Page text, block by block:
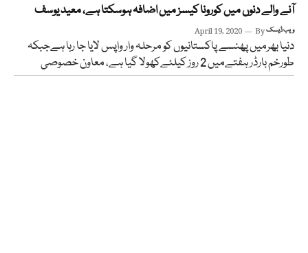
آنے والے دنوں میں کورونا کیسز میں اضافہ ہوسکتا ہے، معید یوسف
April 19, 2020 Byویب ڈیسک
دنیا بھرمیں پھنسے پاکستانیوں کو مرحلہ وار واپس لایا جا رہا ہےجبکہ
طورخم بارڈر ہفتےمیں 2 روز کیلئےکھولا گیا ہے، معاون خصوصی